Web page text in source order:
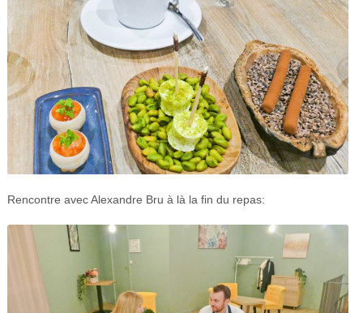
Rencontre avec Alexandre Bru à là la fin du repas: